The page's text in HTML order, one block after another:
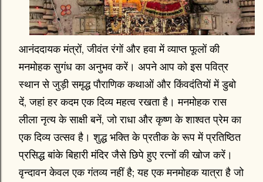
आनंददायक मंत्रों, जीवंत रंगों और हवा में व्याप्त फूलों की
मनमोहक सुगंध का अनुभव करें। अपने आप को इस पवित्र
स्थान से जुड़ी समृद्ध पौराणिक कथाओं और किंवदंतियों में डुबो
दें, जहां हर कदम एक दिव्य महत्व रखता है। मनमोहक रास
लीला नृत्य के साक्षी बनें, जो राधा और कृष्ण के शाश्वत प्रेम का
एक दिव्य उत्सव है। शुद्ध भक्ति के प्रतीक के रूप में प्रतिष्ठित
प्रसिद्ध बांके बिहारी मंदिर जैसे छिपे हुए रत्नों की खोज करें।
वृन्दावन केवल एक गंतव्य नहीं है; यह एक मनमोहक यात्रा है जो